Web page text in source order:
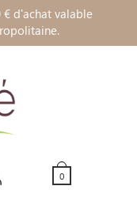
d'achat valable
0